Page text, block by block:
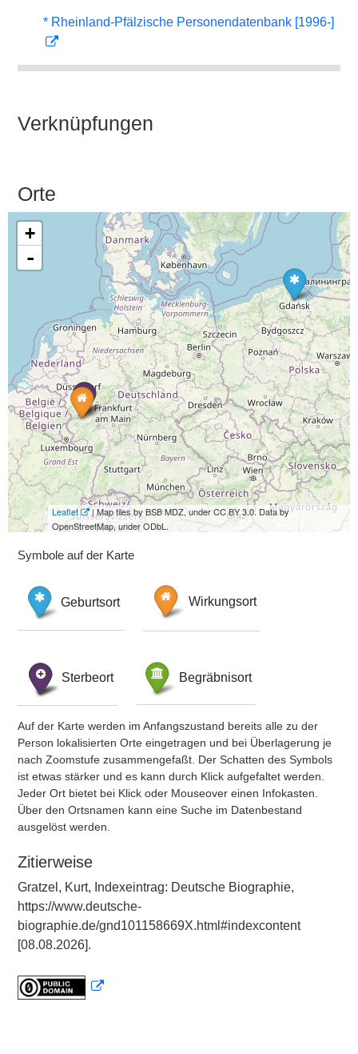
* Rheinland-Pfälzische Personendatenbank [1996-]
Verknüpfungen
Orte
+
-
Leaflet
| Map tiles by BSB MDZ, under CC BY 3.0. Data by
OpenStreetMap, under ODbL.
Symbole auf der Karte
Geburtsort Wirkungsort
Sterbeort Begräbnisort
Auf der Karte werden im Anfangszustand bereits alle zu der
Person lokalisierten Orte eingetragen und bei Überlagerung je
nach Zoomstufe zusammengefaßt. Der Schatten des Symbols
ist etwas stärker und es kann durch Klick aufgefaltet werden.
Jeder Ort bietet bei Klick oder Mouseover einen Infokasten.
Über den Ortsnamen kann eine Suche im Datenbestand
ausgelöst werden.
Zitierweise
Gratzel, Kurt, Indexeintrag: Deutsche Biographie,
https://www.deutsche-
biographie.de/gnd101158669X.html#indexcontent
[08.08.2026].